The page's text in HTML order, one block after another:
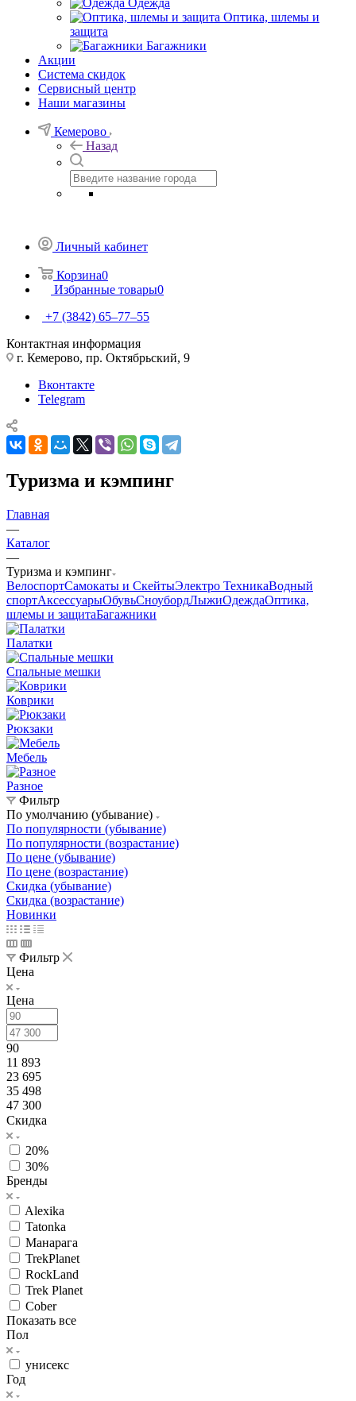
Одежда
Оптика, шлемы и
защита
Багажники
Акции
Система скидок
Сервисный центр
Наши магазины
Кемерово
Назад
Личный кабинет
Корзина0
Избранные товары0
+7 (3842) 65–77–55
Контактная информация
г. Кемерово, пр. Октябрьский, 9
Вконтакте
Telegram
Туризма и кэмпинг
Главная
—
Каталог
—
Туризма и кэмпинг
ВелоспортСамокаты и СкейтыЭлектро ТехникаВодный
спортАксессуарыОбувьСноубордЛыжиОдеждаОптика,
шлемы и защитаБагажники
Палатки
Спальные мешки
Коврики
Рюкзаки
Мебель
Разное
Фильтр
По умолчанию (убывание)
По популярности (убывание)
По популярности (возрастание)
По цене (убывание)
По цене (возрастание)
Скидка (убывание)
Скидка (возрастание)
Новинки
Фильтр
Цена
Цена
90
11 893
23 695
35 498
47 300
Скидка
20%
30%
Бренды
Alexika
Tatonka
Манарага
TrekPlanet
RockLand
Trek Planet
Cober
Показать все
Пол
унисекс
Год